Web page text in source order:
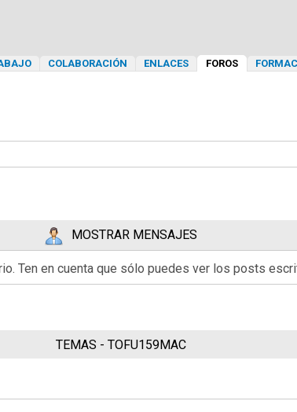
COLABORACIÓN ENLACES FOROS
MOSTRAR MENSAJES
Ten en cuenta que sólo puedes ver los posts
TEMAS - TOFU159MAC